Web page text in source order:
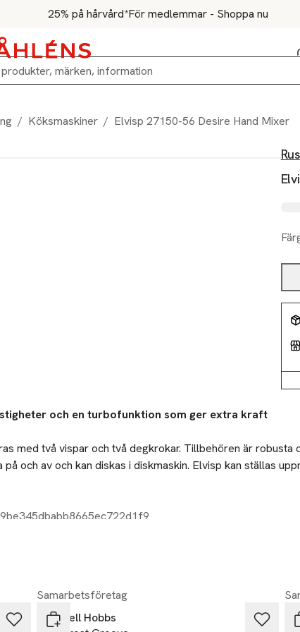
25% på hårvård*För medlemmar - Shoppa nu
/ Köksmaskiner / Elvisp 27150-56 Desire Hand Mixer
och en turbofunktion som ger extra kraft
med två vispar och två degkrokar. Tillbehören är robusta
på och av och kan diskas i diskmaskin. Elvisp kan ställas
gör det lätt att få loss tillbehören
Samarbetsföretag
Russell Hobbs